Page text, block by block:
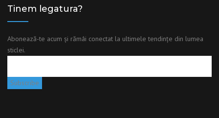
Tinem legatura?
Abonează-te acum și rămâi conectat la ultimele tendințe din lumea
sticlei.